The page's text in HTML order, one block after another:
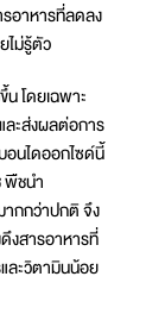
อาหารที่ลดลง
ไม่รู้ตัว
โดยเฉพาะ
ละส่งผลต่อการ
นไดออกไซด์นี้
พืชนำ
ากกว่าปกติ จึง
งสารอาหารที่
ละวิตามินน้อย